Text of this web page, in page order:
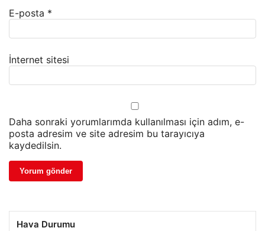
E-posta *
İnternet sitesi
Daha sonraki yorumlarımda kullanılması için adım, e-
posta adresim ve site adresim bu tarayıcıya
kaydedilsin.
Hava Durumu